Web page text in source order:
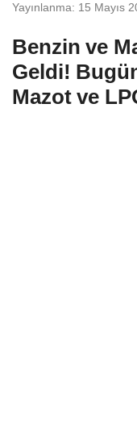
Yayınlanma: 15 Mayıs
Benzin ve
Geldi!
Mazot ve